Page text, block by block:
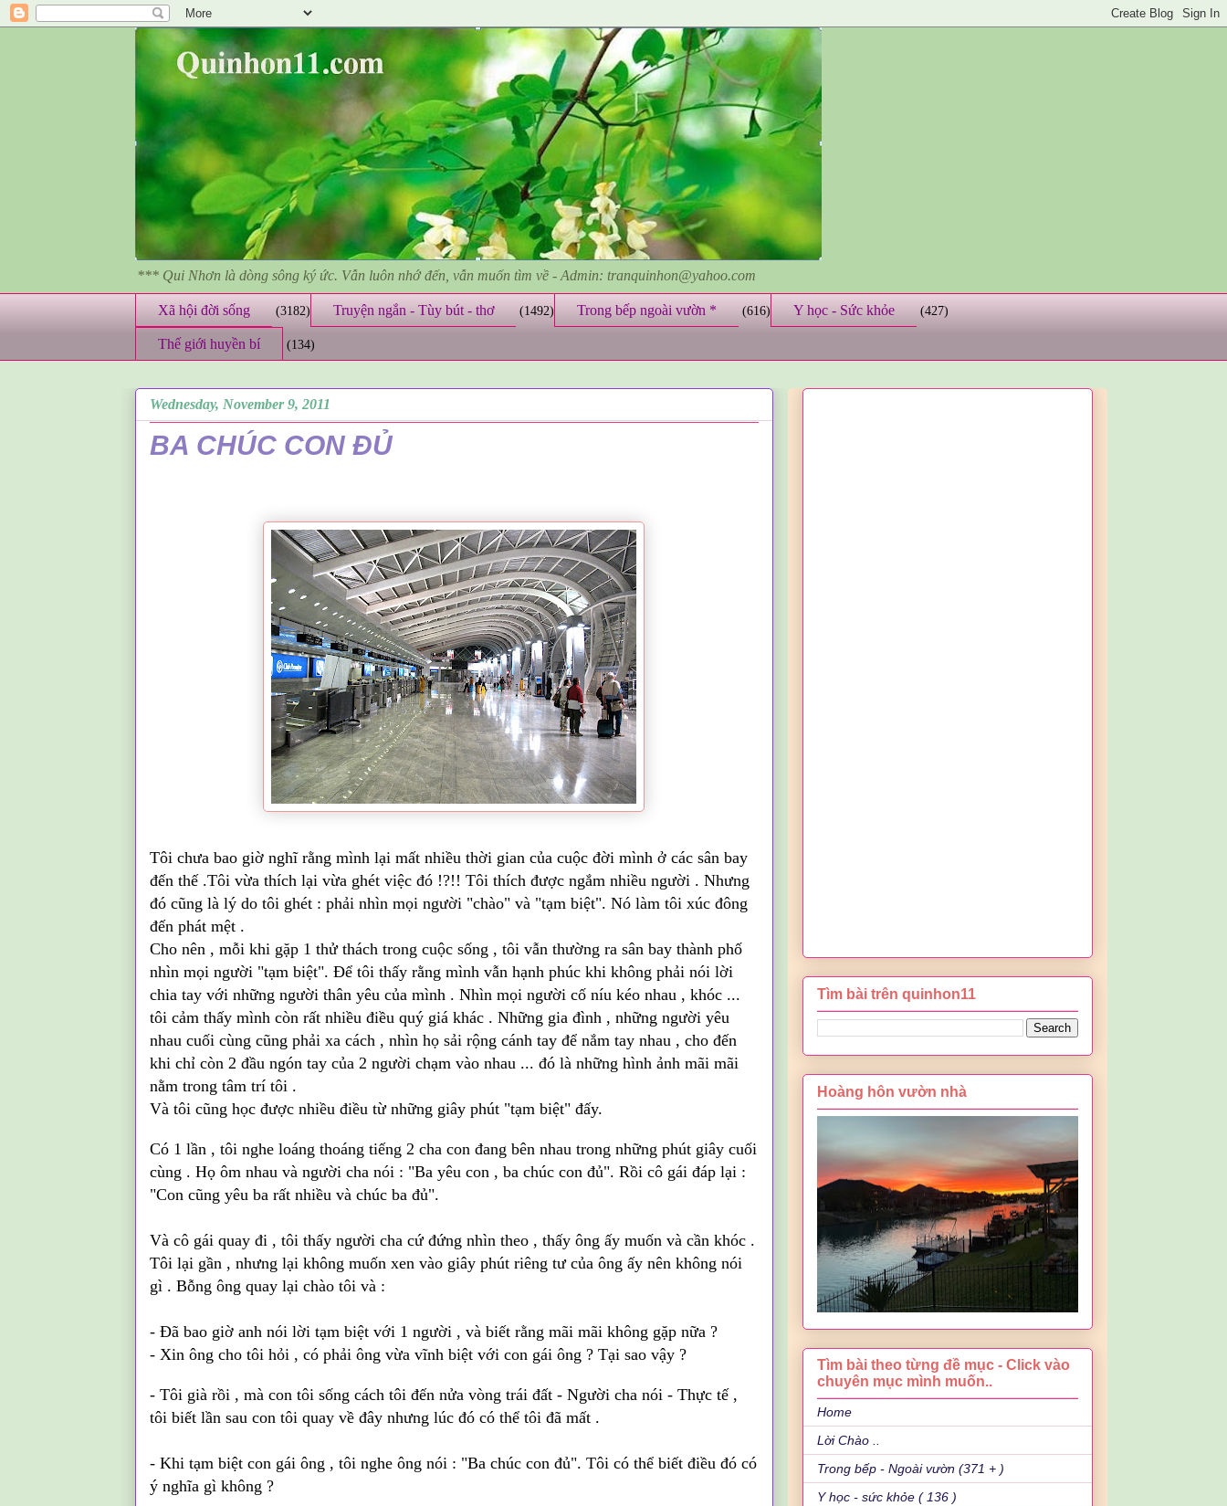
*** Qui Nhơn là dòng sông ký ức. Vẫn luôn nhớ đến, vẫn muốn tìm về - Admin: tranquinhon@yahoo.com
Xã hội đời sống (3182) Truyện ngắn - Tùy bút - thơ (1492) Trong bếp ngoài vườn * (616) Y học - Sức khỏe (427)
Thế giới huyền bí (134)
Wednesday, November 9, 2011
BA CHÚC CON ĐỦ
Tôi chưa bao giờ nghĩ rằng mình lại mất nhiều thời gian của cuộc đời mình ở các sân bay
đến thế .Tôi vừa thích lại vừa ghét việc đó !?!! Tôi thích được ngắm nhiều người . Nhưng
đó cũng là lý do tôi ghét : phải nhìn mọi người "chào" và "tạm biệt". Nó làm tôi xúc đông
đến phát mệt .
Cho nên , mỗi khi gặp 1 thử thách trong cuộc sống , tôi vẫn thường ra sân bay thành phố
nhìn mọi người "tạm biệt". Để tôi thấy rằng mình vẫn hạnh phúc khi không phải nói lời
chia tay với những người thân yêu của mình . Nhìn mọi người cố níu kéo nhau , khóc ...
tôi cảm thấy mình còn rất nhiều điều quý giá khác . Những gia đình , những người yêu
nhau cuối cùng cũng phải xa cách , nhìn họ sải rộng cánh tay để nắm tay nhau , cho đến
khi chỉ còn 2 đầu ngón tay của 2 người chạm vào nhau ... đó là những hình ảnh mãi mãi
nằm trong tâm trí tôi .
Và tôi cũng học được nhiều điều từ những giây phút "tạm biệt" đấy.
Có 1 lần , tôi nghe loáng thoáng tiếng 2 cha con đang bên nhau trong những phút giây cuối
cùng . Họ ôm nhau và người cha nói : "Ba yêu con , ba chúc con đủ". Rồi cô gái đáp lại :
"Con cũng yêu ba rất nhiều và chúc ba đủ".
Và cô gái quay đi , tôi thấy người cha cứ đứng nhìn theo , thấy ông ấy muốn và cần khóc .
Tôi lại gần , nhưng lại không muốn xen vào giây phút riêng tư của ông ấy nên không nói
gì . Bỗng ông quay lại chào tôi và :
- Đã bao giờ anh nói lời tạm biệt với 1 người , và biết rằng mãi mãi không gặp nữa ?
- Xin ông cho tôi hỏi , có phải ông vừa vĩnh biệt với con gái ông ? Tại sao vậy ?
- Tôi già rồi , mà con tôi sống cách tôi đến nửa vòng trái đất - Người cha nói - Thực tế ,
tôi biết lần sau con tôi quay về đây nhưng lúc đó có thể tôi đã mất .
- Khi tạm biệt con gái ông , tôi nghe ông nói : "Ba chúc con đủ". Tôi có thể biết điều đó có
ý nghĩa gì không ?
Tìm bài trên quinhon11
Hoàng hôn vườn nhà
Tìm bài theo từng đề mục - Click vào
chuyên mục mình muốn..
Home
Lời Chào ..
Trong bếp - Ngoài vườn (371 + )
Y học - sức khỏe ( 136 )